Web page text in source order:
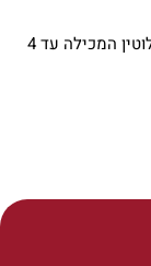
דירת נופש אלגנטית במרכז מילאנו, משופצת לחלוטין המכילה עד 4